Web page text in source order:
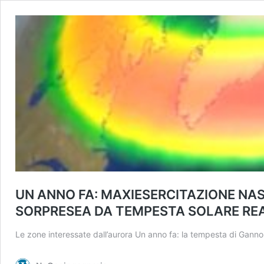
UN ANNO FA: MAXIESERCITAZIONE
SORPRESEA DA TEMPESTA SOLARE
Le zone interessate dall’aurora Un anno fa: la tempesta di